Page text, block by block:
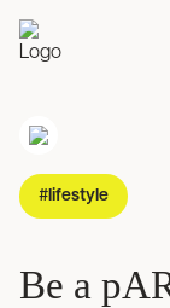
#lifestyle
Be a